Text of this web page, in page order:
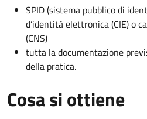
SPID (sistema pubblico di
d’identità elettronica (CIE) o
(CNS)
tutta la documentazione
della pratica.
Cosa si ottiene